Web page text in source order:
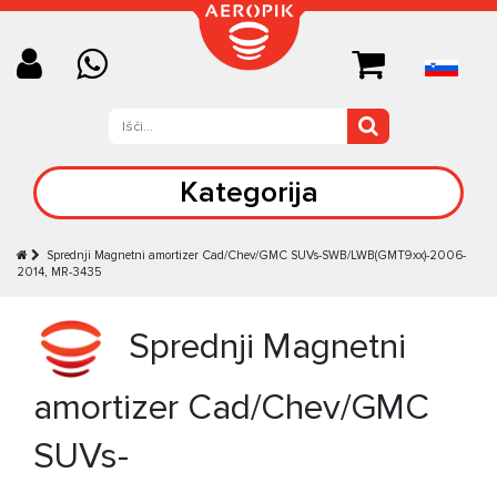
Kategorija
Sprednji Magnetni amortizer Cad/Chev/GMC SUVs-SWB/LWB(GMT9xx)-2006-
2014, MR-3435
Sprednji Magnetni
amortizer Cad/Chev/GMC
SUVs-